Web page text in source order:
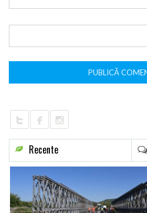
Recente